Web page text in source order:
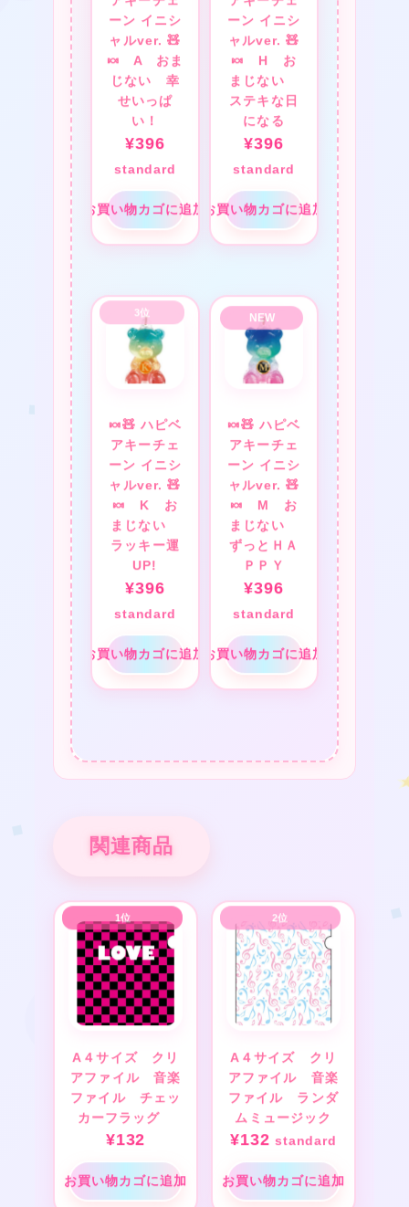
ーン イニシ
ャルver. 🧸
🍬 A おま
じない 幸
せいっぱ
い！
¥396
standard
お買い物カゴに追加
ーン イニシ
ャルver. 🧸
🍬 H お
まじない
ステキな日
になる
¥396
standard
お買い物カゴに追加
🍬🧸 ハピベ
アキーチェ
ーン イニシ
ャルver. 🧸
🍬 K お
まじない
ラッキー運
UP!
¥396
standard
お買い物カゴに追加
🍬🧸 ハピベ
アキーチェ
ーン イニシ
ャルver. 🧸
🍬 M お
まじない
ずっとＨＡ
ＰＰＹ
¥396
standard
お買い物カゴに追加
関連商品
A４サイズ クリ
アファイル 音楽
ファイル チェッ
カーフラッグ
¥132
お買い物カゴに追加
A４サイズ クリ
アファイル 音楽
ファイル ランダ
ムミュージック
¥132 standard
お買い物カゴに追加
★
❤
❤
❤